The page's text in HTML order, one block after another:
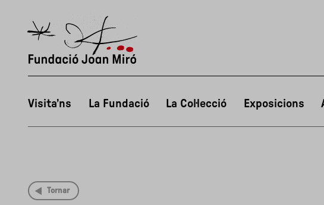
Visita’ns La Fundació La Col·lecció Exposicions
Tornar